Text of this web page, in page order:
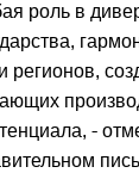
роль в
регионов,
-